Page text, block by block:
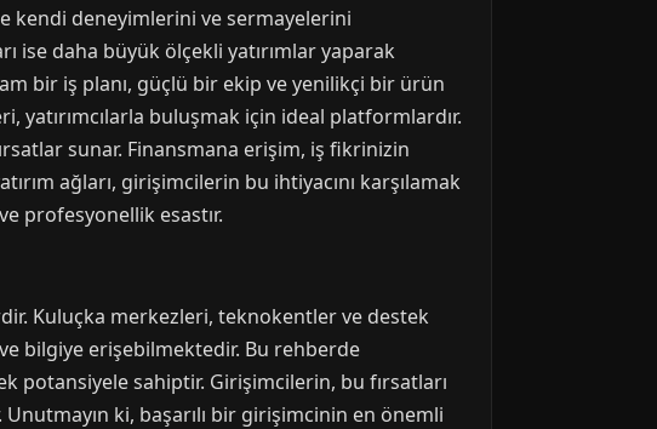
kendi deneyimlerini ve sermayelerini
ise daha büyük ölçekli yatırımlar yaparak
bir iş planı, güçlü bir ekip ve yenilikçi bir ürün
yatırımcılarla buluşmak için ideal platformlardır.
sunar. Finansmana erişim, iş fikrinizin
ağları, girişimcilerin bu ihtiyacını karşılamak
profesyonellik esastır.
Kuluçka merkezleri, teknokentler ve destek
bilgiye erişebilmektedir. Bu rehberde
potansiyele sahiptir. Girişimcilerin, bu fırsatları
ki, başarılı bir girişimcinin en önemli